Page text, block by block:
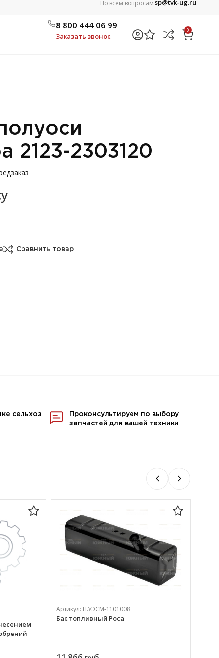
По всем вопросам:sp@tvk-ug.ru
8 800 444 06 99
Заказать звонок
0
2123-2303120
Сравнить товар
сельхоз
Проконсультируем по выбору
запчастей для вашей техники
Артикул: П.УЭСМ-1101008
Бак топливный Роса